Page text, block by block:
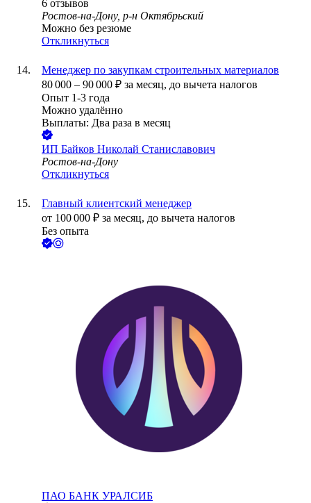
6 отзывов
Ростов-на-Дону, р-н Октябрьский
Можно без резюме
Откликнуться
Менеджер по закупкам строительных материалов
80 000 – 90 000 ₽ за месяц, до вычета налогов
Опыт 1-3 года
Можно удалённо
Выплаты: Два раза в месяц
ИП Байков Николай Станиславович
Ростов-на-Дону
Откликнуться
Главный клиентский менеджер
от 100 000 ₽ за месяц, до вычета налогов
Без опыта
ПАО БАНК УРАЛСИБ